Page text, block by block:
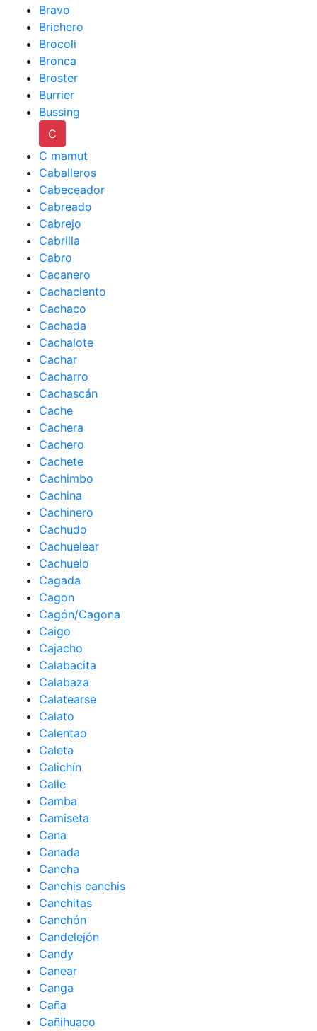
Bravo
Brichero
Brocoli
Bronca
Broster
Burrier
Bussing
C
C mamut
Caballeros
Cabeceador
Cabreado
Cabrejo
Cabrilla
Cabro
Cacanero
Cachaciento
Cachaco
Cachada
Cachalote
Cachar
Cacharro
Cachascán
Cache
Cachera
Cachero
Cachete
Cachimbo
Cachina
Cachinero
Cachudo
Cachuelear
Cachuelo
Cagada
Cagon
Cagón/Cagona
Caigo
Cajacho
Calabacita
Calabaza
Calatearse
Calato
Calentao
Caleta
Calichín
Calle
Camba
Camiseta
Cana
Canada
Cancha
Canchis canchis
Canchitas
Canchón
Candelejón
Candy
Canear
Canga
Caña
Cañihuaco